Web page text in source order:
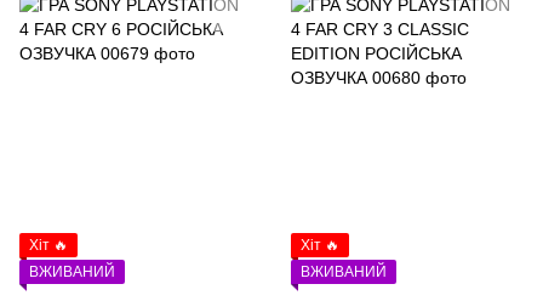
Хіт 🔥
ВЖИВАНИЙ
Хіт 🔥
ВЖИВАНИЙ